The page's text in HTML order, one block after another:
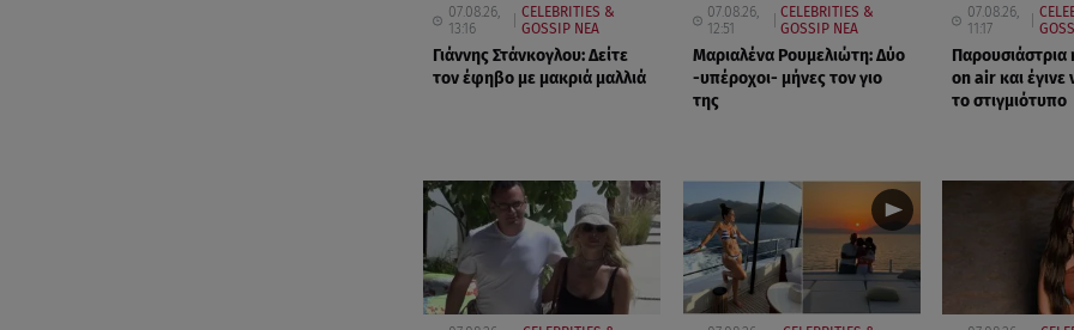
07.08.26,
13:16
CELEBRITIES &
GOSSIP ΝΕΑ
Γιάννης Στάνκογλου: Δείτε
τον έφηβο με μακριά μαλλιά
07.08.26,
12:51
CELEBRITIES &
GOSSIP ΝΕΑ
Μαριαλένα Ρουμελιώτη: Δύο
-υπέροχοι- μήνες τον γιο
της
07.08.26,
11:17
Παρουσιάστρια
on air και έγινε
το στιγμιότυπο